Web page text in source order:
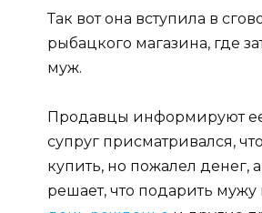
Так вот она вступила в
рыбацкого магазина, где
муж.
Продавцы информируют
супруг присматривался,
купить, но пожалел денег,
решает, что подарить